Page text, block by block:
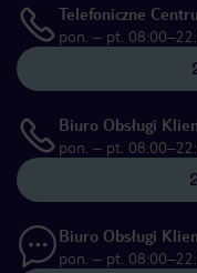
Telefoniczne
pon. – pt.
Biuro Obsługi
pon. – pt.
Biuro Obsługi
pon. – pt.